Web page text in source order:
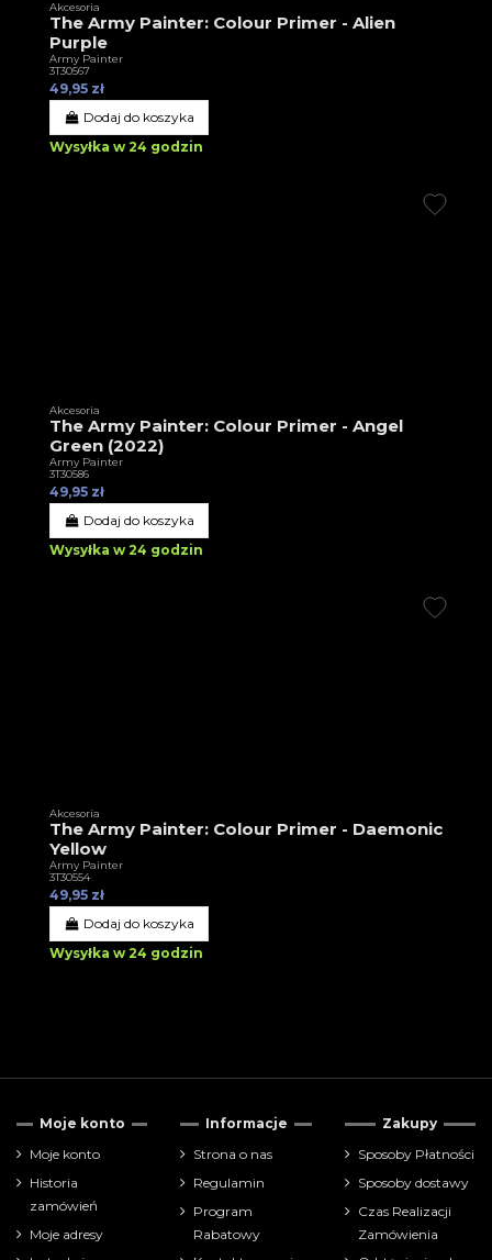
Akcesoria
The Army Painter: Colour Primer - Alien
Purple
Army Painter
3T30567
49,95 zł
Dodaj do koszyka
Wysyłka w 24 godzin
Akcesoria
The Army Painter: Colour Primer - Angel
Green (2022)
Army Painter
3T30586
49,95 zł
Dodaj do koszyka
Wysyłka w 24 godzin
Akcesoria
The Army Painter: Colour Primer - Daemonic
Yellow
Army Painter
3T30554
49,95 zł
Dodaj do koszyka
Wysyłka w 24 godzin
Moje konto
Moje konto
Historia
zamówień
Moje adresy
Informacje
Strona o nas
Regulamin
Program
Rabatowy
Zakupy
Sposoby Płatności
Sposoby dostawy
Czas Realizacji
Zamówienia